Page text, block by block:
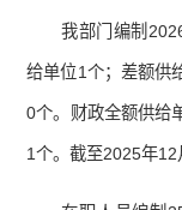
我部门编制
给单位1个；差额供
0个。财政全额供给
1个。截至2025年12